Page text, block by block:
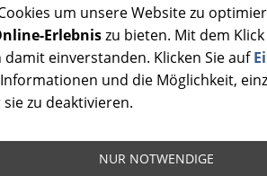
um unsere Website zu
Erlebniszu bieten. Mit dem
damit einverstanden. Klicken Sie auf
und die Möglichkeit,
zu deaktivieren.
NUR NOTWENDIGE